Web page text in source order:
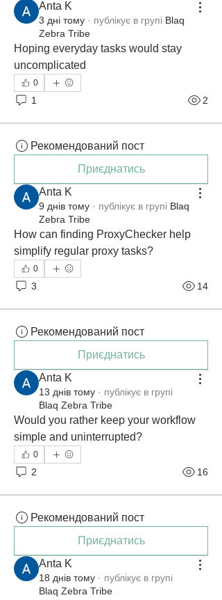
Anta K
3 дні тому · публікує в групі Blaq
Zebra Tribe
Hoping everyday tasks would stay
uncomplicated
0
1 2
Рекомендований пост
Приєднатись
Anta K
9 днів тому · публікує в групі Blaq
Zebra Tribe
How can finding ProxyChecker help
simplify regular proxy tasks?
0
3 14
Рекомендований пост
Приєднатись
Anta K
13 днів тому · публікує в групі
Blaq Zebra Tribe
Would you rather keep your workflow
simple and uninterrupted?
0
2 16
Рекомендований пост
Приєднатись
Anta K
18 днів тому · публікує в групі
Blaq Zebra Tribe